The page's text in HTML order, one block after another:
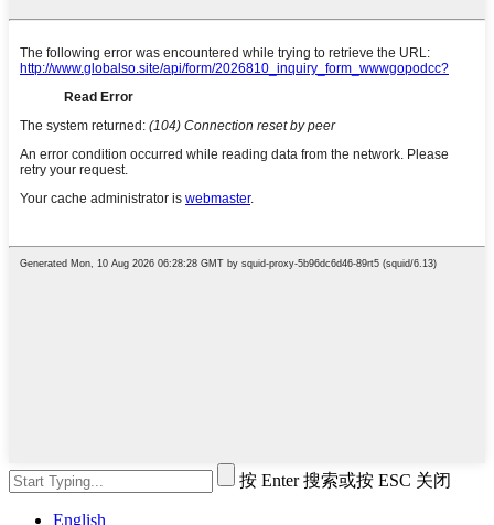
按 Enter 搜索或按 ESC 关闭
English